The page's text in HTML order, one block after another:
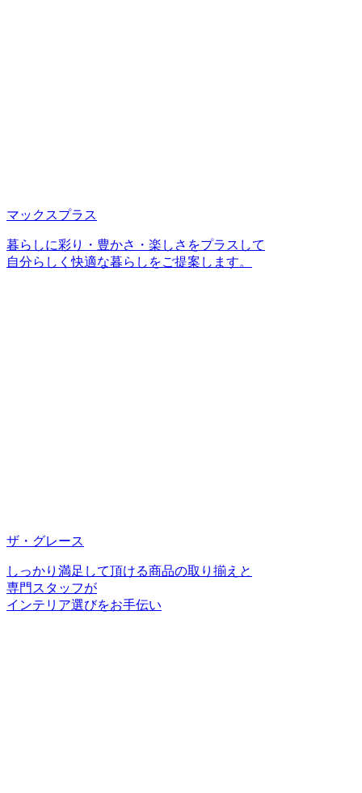
マックスプラス
暮らしに彩り・豊かさ・楽しさをプラスして
自分らしく快適な暮らしをご提案します。
ザ・グレース
しっかり満足して頂ける商品の取り揃えと
専門スタッフが
インテリア選びをお手伝い